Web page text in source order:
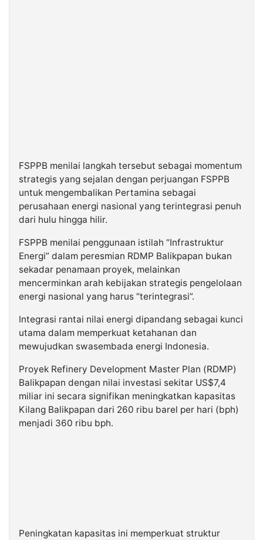
FSPPB menilai langkah tersebut sebagai momentum
strategis yang sejalan dengan perjuangan FSPPB
untuk mengembalikan Pertamina sebagai
perusahaan energi nasional yang terintegrasi penuh
dari hulu hingga hilir.
FSPPB menilai penggunaan istilah “Infrastruktur
Energi” dalam peresmian RDMP Balikpapan bukan
sekadar penamaan proyek, melainkan
mencerminkan arah kebijakan strategis pengelolaan
energi nasional yang harus “terintegrasi”.
Integrasi rantai nilai energi dipandang sebagai kunci
utama dalam memperkuat ketahanan dan
mewujudkan swasembada energi Indonesia.
Proyek Refinery Development Master Plan (RDMP)
Balikpapan dengan nilai investasi sekitar US$7,4
miliar ini secara signifikan meningkatkan kapasitas
Kilang Balikpapan dari 260 ribu barel per hari (bph)
menjadi 360 ribu bph.
Peningkatan kapasitas ini memperkuat struktur